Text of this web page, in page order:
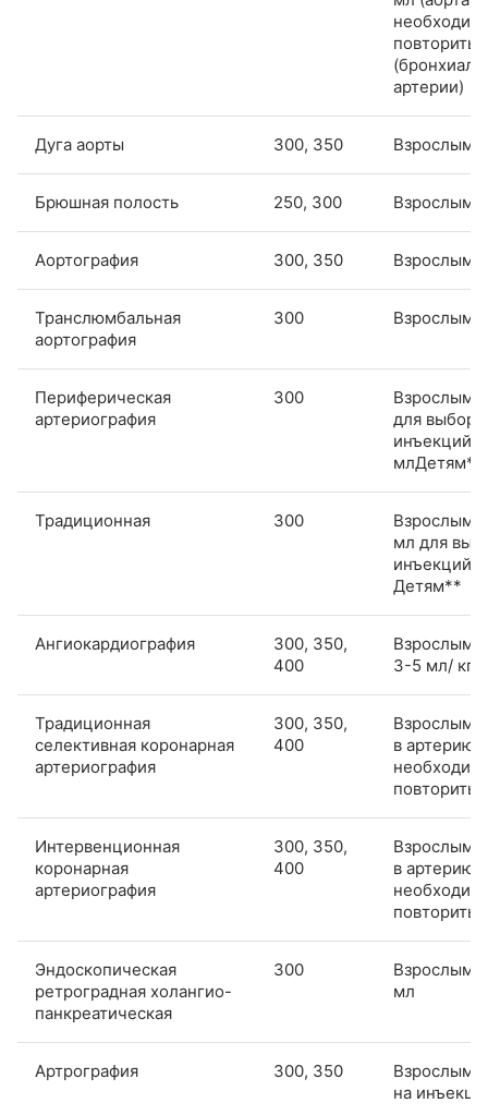
повторить,
артерии)
Дуга аорты 300, 350
Брюшная полость 250, 300
Аортография 300, 350
Транслюмбальная
аортография
300 Взрослым*
Периферическая
артериография
300
для
инъекций
млДетям**
Традиционная 300
мл для
инъекций
Детям**
Ангиокардиография
300, 350,
400
3-5 мл/ кг
Традиционная
селективная коронарная
артериография
300, 350,
400
Взрослым:
в артерию,
повторить
Интервенционная
коронарная
артериография
300, 350,
400
Взрослым:
в артерию,
повторить
Эндоскопическая
ретроградная холангио-
панкреатическая
300
Взрослым:
мл
Артрография 300, 350
Взрослым:
на